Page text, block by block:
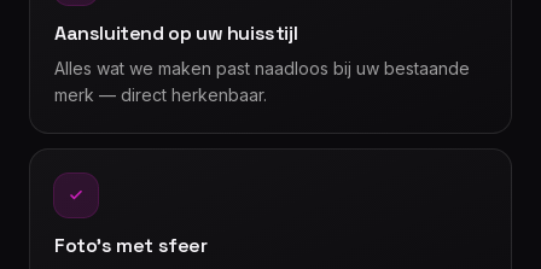
Aansluitend op uw huisstijl
Alles wat we maken past naadloos bij uw bestaande
merk — direct herkenbaar.
Foto's met sfeer